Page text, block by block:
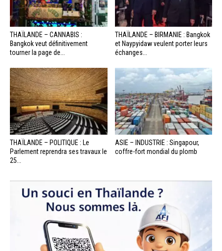
THAÏLANDE – CANNABIS :
Bangkok veut définitivement
tourner la page de...
THAÏLANDE – BIRMANIE : Bangkok
et Naypyidaw veulent porter leurs
échanges...
THAÏLANDE – POLITIQUE : Le
Parlement reprendra ses travaux le
25...
ASIE – INDUSTRIE : Singapour,
coffre-fort mondial du plomb